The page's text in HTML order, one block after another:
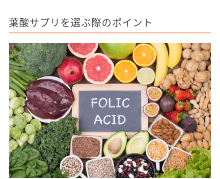
葉酸サプリを選ぶ際のポイント